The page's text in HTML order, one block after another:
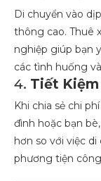
Di chuyển vào
thông cao. Thuê
nghiệp giúp bạn
các tình huống
4. Tiết
Khi chia sẻ chi
đình hoặc bạn
hơn so với việc
phương tiện